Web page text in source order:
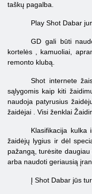
taškų pagalba.
Play Shot Dabar
GD gali būti
kortelės
, kamuoliai,
remonto klubą.
Shot internete
sąlygomis kaip kiti
naudoja patyrusius
žaidėjai
Visi ženklai
Klasifikacija kulka
žaidėjų lygius ir dėl
pažangą, turėsite
arba naudoti geriausią
Į Shot Dabar jūs